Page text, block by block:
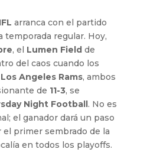
arranca con el partido
temporada regular. Hoy,
, el Lumen Fieldde
del caos cuando los
Los Angeles Rams, ambos
de 11-3, se
Night Football. No es
el ganador dará un paso
el primer sembrado de la
en todos los playoffs.